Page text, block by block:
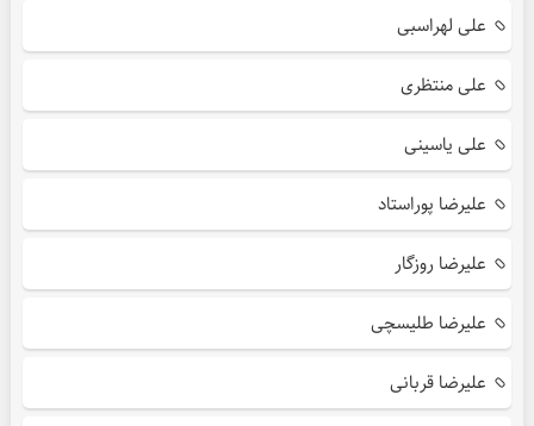
علی لهراسبی
علی منتظری
علی یاسینی
علیرضا پوراستاد
علیرضا روزگار
علیرضا طلیسچی
علیرضا قربانی